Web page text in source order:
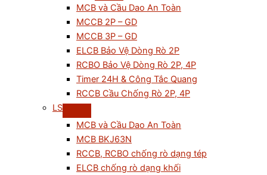
MCB và Cầu Dao An Toàn
MCCB 2P – GD
MCCB 3P – GD
ELCB Bảo Vệ Dòng Rò 2P
RCBO Bảo Vệ Dòng Rò 2P, 4P
Timer 24H & Công Tắc Quang
RCCB Cầu Chống Rò 2P, 4P
LS
MCB và Cầu Dao An Toàn
MCB BKJ63N
RCCB, RCBO chống rò dạng tép
ELCB chống rò dạng khối